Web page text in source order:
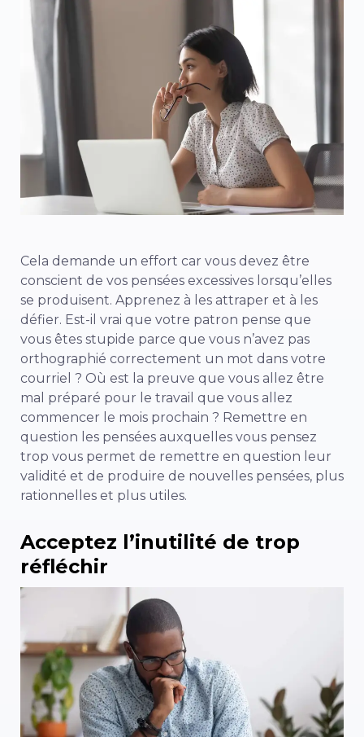
Cela demande un effort car vous devez être
conscient de vos pensées excessives lorsqu’elles
se produisent. Apprenez à les attraper et à les
défier. Est-il vrai que votre patron pense que
vous êtes stupide parce que vous n’avez pas
orthographié correctement un mot dans votre
courriel ? Où est la preuve que vous allez être
mal préparé pour le travail que vous allez
commencer le mois prochain ? Remettre en
question les pensées auxquelles vous pensez
trop vous permet de remettre en question leur
validité et de produire de nouvelles pensées, plus
rationnelles et plus utiles.
Acceptez l’inutilité de trop
réfléchir